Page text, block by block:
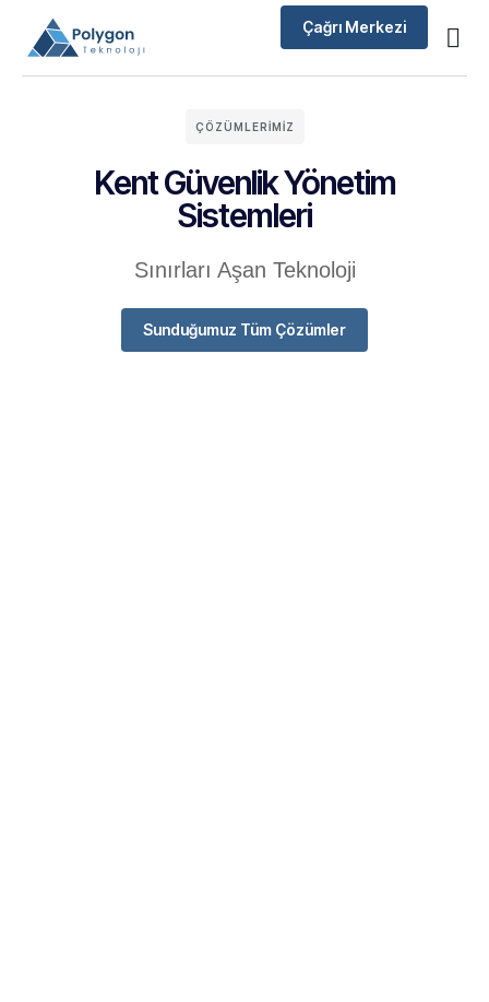
Çağrı Merkezi
ÇÖZÜMLERIMIZ
Kent Güvenlik Yönetim
Sistemleri
Sınırları Aşan Teknoloji
Sunduğumuz Tüm Çözümler